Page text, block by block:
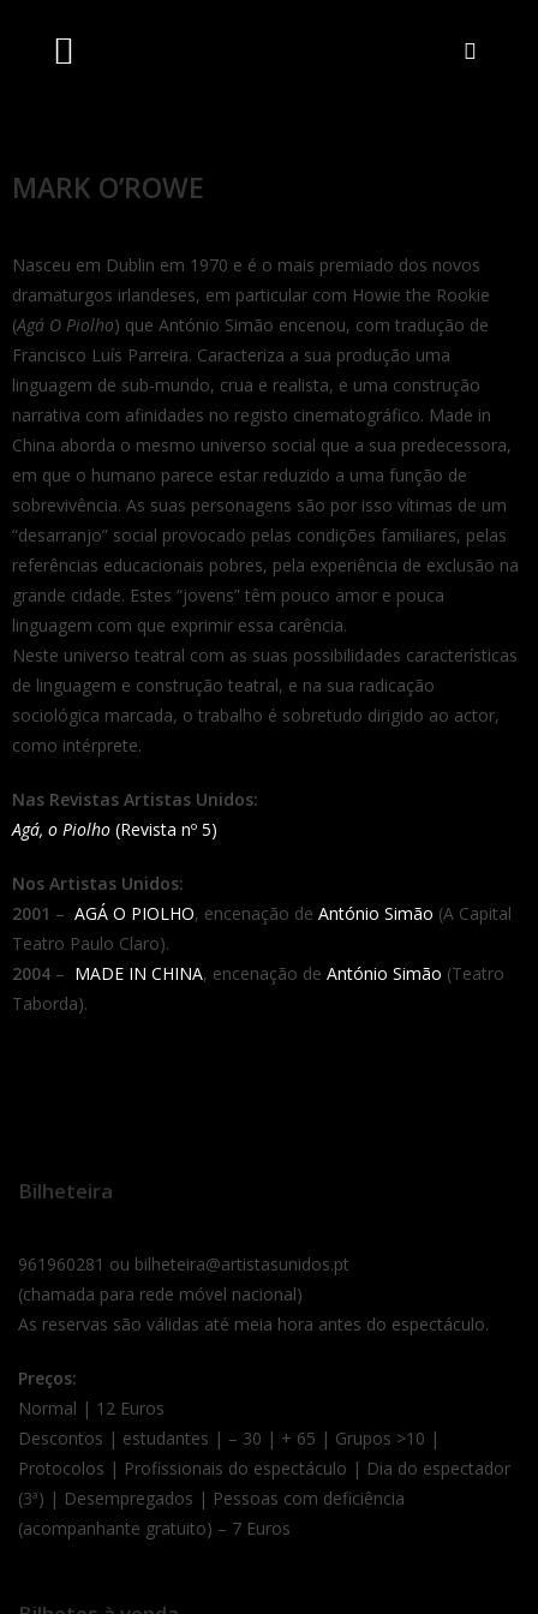
MARK O’ROWE
Nasceu em Dublin em 1970 e é o mais premiado dos novos
dramaturgos irlandeses, em particular com Howie the Rookie
(Agá O Piolho) que António Simão encenou, com tradução de
Francisco Luís Parreira. Caracteriza a sua produção uma
linguagem de sub-mundo, crua e realista, e uma construção
narrativa com afinidades no registo cinematográfico. Made in
China aborda o mesmo universo social que a sua predecessora,
em que o humano parece estar reduzido a uma função de
sobrevivência. As suas personagens são por isso vítimas de um
“desarranjo” social provocado pelas condições familiares, pelas
referências educacionais pobres, pela experiência de exclusão na
grande cidade. Estes “jovens” têm pouco amor e pouca
linguagem com que exprimir essa carência.
Neste universo teatral com as suas possibilidades características
de linguagem e construção teatral, e na sua radicação
sociológica marcada, o trabalho é sobretudo dirigido ao actor,
como intérprete.
Nas Revistas Artistas Unidos:
Agá, o Piolho (Revista nº 5)
Nos Artistas Unidos:
2001 – AGÁ O PIOLHO, encenação de António Simão (A Capital
Teatro Paulo Claro).
2004 – MADE IN CHINA, encenação de António Simão (Teatro
Taborda).
Bilheteira
961960281 ou bilheteira@artistasunidos.pt
(chamada para rede móvel nacional)
As reservas são válidas até meia hora antes do espectáculo.
Preços:
Normal | 12 Euros
Descontos | estudantes | – 30 | + 65 | Grupos >10 |
Protocolos | Profissionais do espectáculo | Dia do espectador
(3ª) | Desempregados | Pessoas com deficiência
(acompanhante gratuito) – 7 Euros